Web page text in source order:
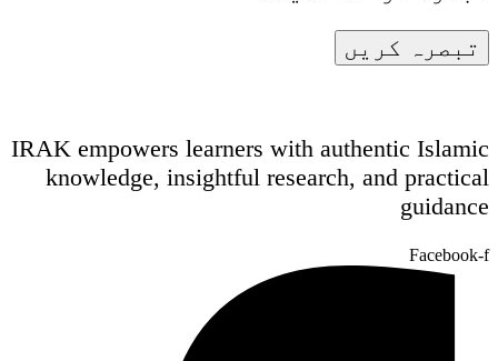
IRAK empowers learners with authentic Islamic
knowledge, insightful research, and practical
guidance
Facebook-f